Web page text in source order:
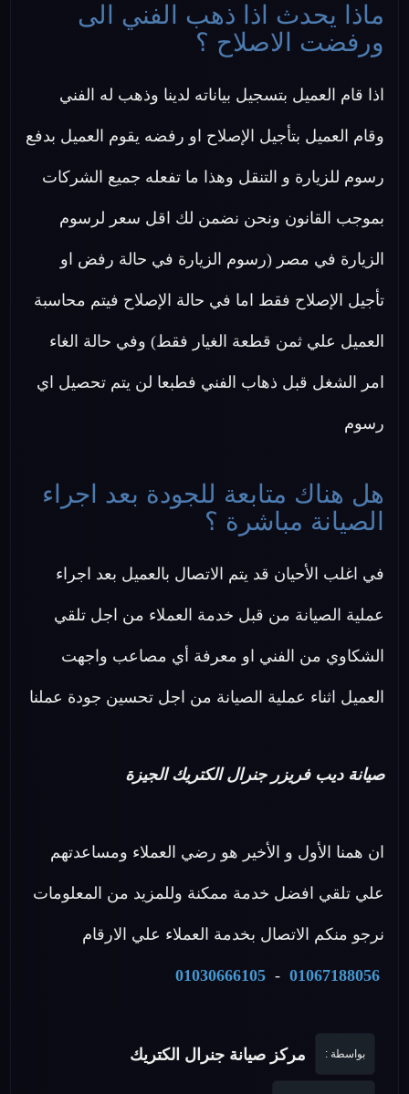
ماذا يحدث اذا ذهب الفني الى
ورفضت الاصلاح ؟
اذا قام العميل بتسجيل بياناته لدينا وذهب له الفني
وقام العميل بتأجيل الإصلاح او رفضه يقوم العميل بدفع
رسوم للزيارة و التنقل وهذا ما تفعله جميع الشركات
بموجب القانون ونحن نضمن لك اقل سعر لرسوم
الزيارة في مصر (رسوم الزيارة في حالة رفض او
تأجيل الإصلاح فقط اما في حالة الإصلاح فيتم محاسبة
العميل علي ثمن قطعة الغيار فقط) وفي حالة الغاء
امر الشغل قبل ذهاب الفني فطبعا لن يتم تحصيل اي
رسوم
هل هناك متابعة للجودة بعد اجراء
الصيانة مباشرة ؟
في اغلب الأحيان قد يتم الاتصال بالعميل بعد اجراء
عملية الصيانة من قبل خدمة العملاء من اجل تلقي
الشكاوي من الفني او معرفة أي مصاعب واجهت
العميل اثناء عملية الصيانة من اجل تحسين جودة عملنا
صيانة ديب فريزر جنرال الكتريك الجيزة
ان همنا الأول و الأخير هو رضي العملاء ومساعدتهم
علي تلقي افضل خدمة ممكنة وللمزيد من المعلومات
نرجو منكم الاتصال بخدمة العملاء علي الارقام
01067188056
-
01030666105
بواسطة : مركز صيانة جنرال الكتريك